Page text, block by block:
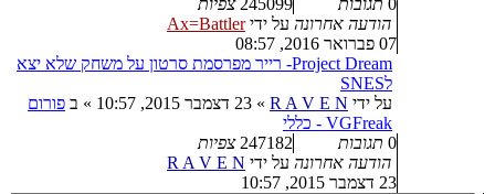
0 תגובות 245099 צפיות
הודעה אחרונה על ידיAx=Battler
07 פברואר 2016, 08:57
Project Dream- רייר מפרסמת סרטון על משחק שלא יצא
לSNES
על ידי R A V E N
» 23 דצמבר 2015, 10:57 » ב פורום
VGFreak - כללי
0 תגובות 247182 צפיות
הודעה אחרונה על ידי R A V E N
23 דצמבר 2015, 10:57